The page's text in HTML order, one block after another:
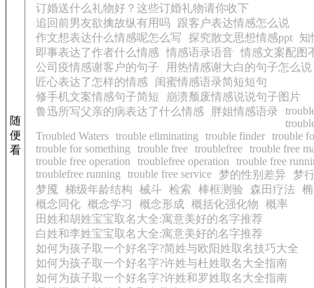
随
便
看
订婚送什么礼物好？这些订婚礼物请你收下
追回前男友欲擒故纵有用吗
跟客户表达情感怎么说
作文想表达什么情感呢怎么写
探究散文思想情感ppt
知
即事表达了作者什么情感
情感语录语音
情感文案配图
公司疫情感谢客户的句子
用热情感谢大白的句子怎么说
匠心表达了怎样的情感
闺蜜情感语录简短短句
修手机文案情感句子简短
崩溃颓废情感说说句子图片
鲁迅所写父亲的病表达了什么情感
胖姐情感语录
Troubled Waters trouble eliminating trouble finder trouble
trouble for something
trouble free troublefree trouble free
trouble free operation
troublefree operation
trouble free
troublefree running
trouble free service 梦的性别差异
梦
梦魇
梯级年龄结构 械斗 检索 棒框测验 森田疗法
概念同化 概念学习 概念形成 概括化强化物
概率
田姓和胡姓宝宝取名大全:寓意美好的名字推荐
白姓和李姓宝宝取名大全:寓意美好的名字推荐
如何为孩子取一个好名字?简姓与欧阳姓取名技巧大全
如何为孩子取一个好名字?许姓与杜姓取名大全指南
如何为孩子取一个好名字?许姓和罗姓取名大全指南